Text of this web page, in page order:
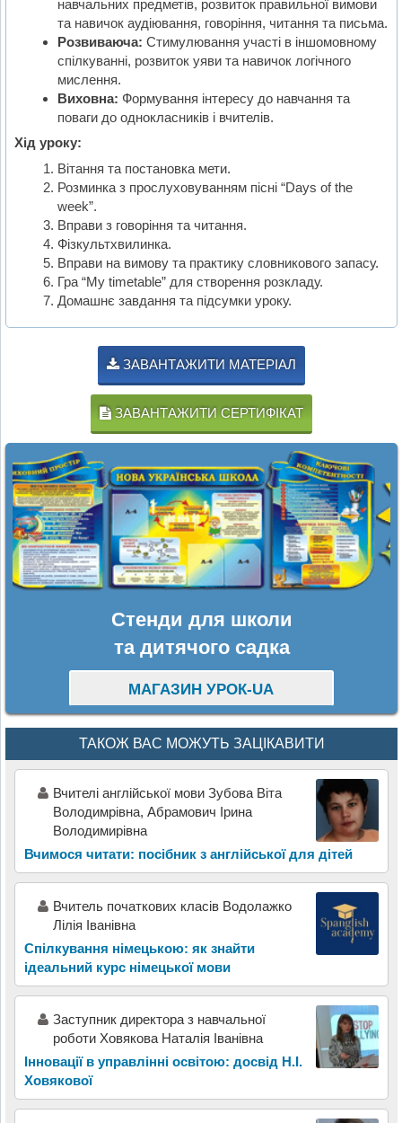
навчальних предметів, розвиток правильної вимови
та навичок аудіювання, говоріння, читання та письма.
Розвиваюча: Стимулювання участі в іншомовному
спілкуванні, розвиток уяви та навичок логічного
мислення.
Виховна: Формування інтересу до навчання та
поваги до однокласників і вчителів.
Хід уроку:
Вітання та постановка мети.
Розминка з прослуховуванням пісні “Days of the
week”.
Вправи з говоріння та читання.
Фізкультхвилинка.
Вправи на вимову та практику словникового запасу.
Гра “My timetable” для створення розкладу.
Домашнє завдання та підсумки уроку.
ЗАВАНТАЖИТИ МАТЕРІАЛ
ЗАВАНТАЖИТИ СЕРТИФІКАТ
Стенди для школи
та дитячого садка
МАГАЗИН УРОК-UA
ТАКОЖ ВАС МОЖУТЬ ЗАЦІКАВИТИ
Вчителі англійської мови Зубова Віта
Володимрівна, Абрамович Ірина
Володимирівна
Вчимося читати: посібник з англійської для дітей
Вчитель початкових класів Водолажко
Лілія Іванівна
Спілкування німецькою: як знайти
ідеальний курс німецької мови
Заступник директора з навчальної
роботи Ховякова Наталія Іванівна
Інновації в управлінні освітою: досвід Н.І.
Ховякової